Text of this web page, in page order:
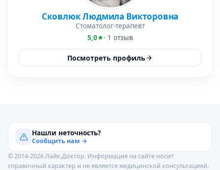
Сковлюк Людмила Викторовна
Стоматолог-терапевт
5,0
· 1 отзыв
Посмотреть профиль
Нашли неточность?
Сообщить нам →
© 2014-2026 Лайк.Доктор. Информация на сайте носит
справочный характер и не является медицинской консультацией.